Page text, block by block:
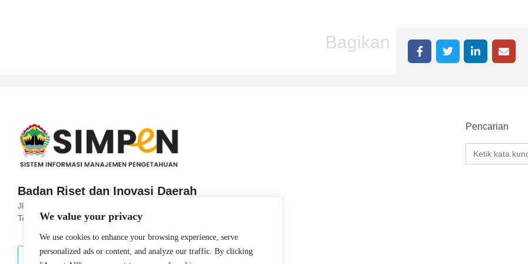
We value your privacy
We use cookies to enhance your browsing experience, serve
personalized ads or content, and analyze our traffic. By clicking
Bagikan
Badan Riset dan Inovasi Daerah
Jl. Imam Bonjol No.190, Sekayu, Kec. Semarang
Tengah, Kota Semarang, Jawa Tengah 50131
Pencarian
Search
for: